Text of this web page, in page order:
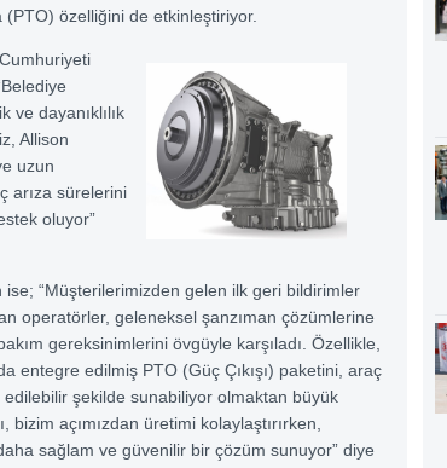
(PTO) özelliğini de etkinleştiriyor.
ve dayanıklılık
Allison
uzun
arıza sürelerini
oluyor”
“Müşterilerimizden gelen ilk geri bildirimler
operatörler, geleneksel şanzıman çözümlerine
gereksinimlerini övgüyle karşıladı. Özellikle,
entegre edilmiş PTO (Güç Çıkışı) paketini, araç
şekilde sunabiliyor olmaktan büyük
açımızdan üretimi kolaylaştırırken,
sağlam ve güvenilir bir çözüm sunuyor” diye